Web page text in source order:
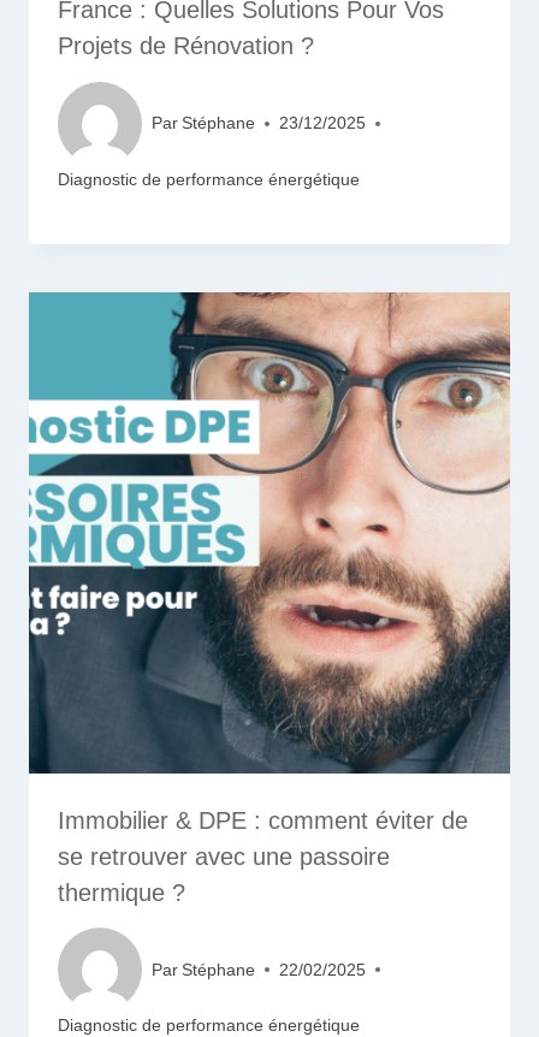
France : Quelles Solutions Pour Vos
Projets de Rénovation ?
Par Stéphane 23/12/2025
Diagnostic de performance énergétique
Immobilier & DPE : comment éviter de
se retrouver avec une passoire
thermique ?
Par Stéphane 22/02/2025
Diagnostic de performance énergétique